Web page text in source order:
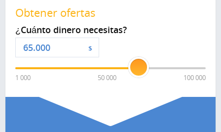
Obtener ofertas
¿Cuánto dinero necesitas?
$
1 000 50 000 100 000